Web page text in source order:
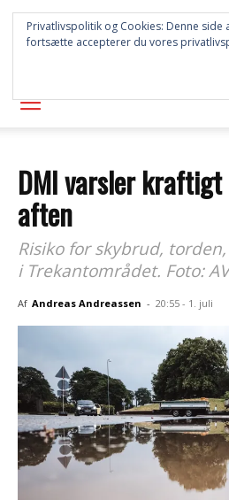
SYD
AVISEN
DMI varsler kraftigt
aften
Risiko for skybrud,
i Trekantområdet. Foto:
Af Andreas Andreassen - 20:55 - 1. juli
Privatlivspolitik og Cookies: Denne side
fortsætte accepterer du vores